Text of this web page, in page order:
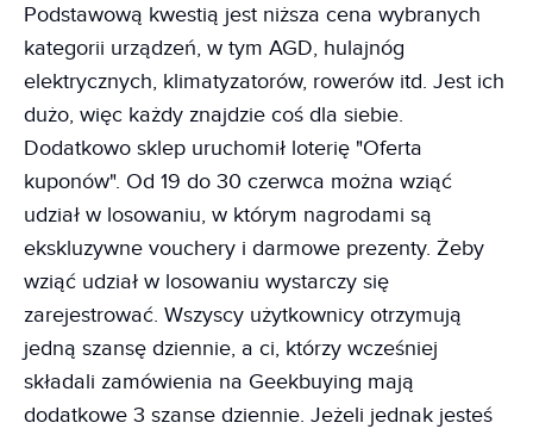
Podstawową kwestią jest niższa cena wybranych
kategorii urządzeń, w tym AGD, hulajnóg
elektrycznych, klimatyzatorów, rowerów itd. Jest ich
dużo, więc każdy znajdzie coś dla siebie.
Dodatkowo sklep uruchomił loterię "Oferta
kuponów". Od 19 do 30 czerwca można wziąć
udział w losowaniu, w którym nagrodami są
ekskluzywne vouchery i darmowe prezenty. Żeby
wziąć udział w losowaniu wystarczy się
zarejestrować. Wszyscy użytkownicy otrzymują
jedną szansę dziennie, a ci, którzy wcześniej
składali zamówienia na Geekbuying mają
dodatkowe 3 szanse dziennie. Jeżeli jednak jesteś